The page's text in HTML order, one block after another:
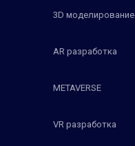
3D моделирование
AR разработка
METAVERSE
VR разработка